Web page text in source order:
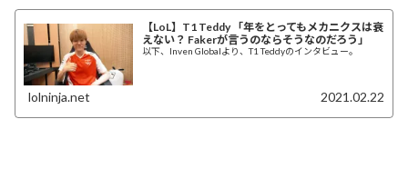
【LoL】T1 Teddy 「年をとってもメカニクスは衰
えない？ Fakerが言うのならそうなのだろう」
以下、Inven Globalより、T1 Teddyのインタビュー。
lolninja.net 2021.02.22